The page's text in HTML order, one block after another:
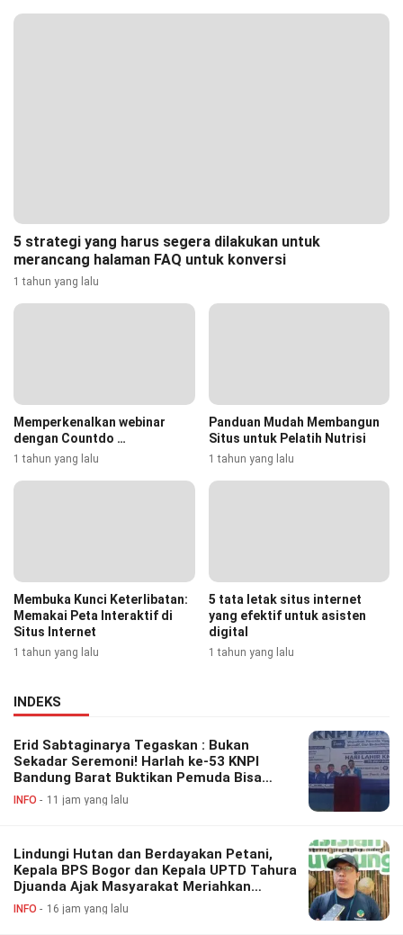
5 strategi yang harus segera dilakukan untuk
merancang halaman FAQ untuk konversi
1 tahun yang lalu
Memperkenalkan webinar
dengan Countdo …
1 tahun yang lalu
Panduan Mudah Membangun
Situs untuk Pelatih Nutrisi
1 tahun yang lalu
Membuka Kunci Keterlibatan:
Memakai Peta Interaktif di
Situs Internet
1 tahun yang lalu
5 tata letak situs internet
yang efektif untuk asisten
digital
1 tahun yang lalu
INDEKS
Erid Sabtaginarya Tegaskan : Bukan
Sekadar Seremoni! Harlah ke-53 KNPI
Bandung Barat Buktikan Pemuda Bisa
Berdaya, Inovatif dan Berkontribusi
INFO 11 jam yang lalu
Lindungi Hutan dan Berdayakan Petani,
Kepala BPS Bogor dan Kepala UPTD Tahura
Djuanda Ajak Masyarakat Meriahkan
Festival Perhutanan Sosial
INFO 16 jam yang lalu